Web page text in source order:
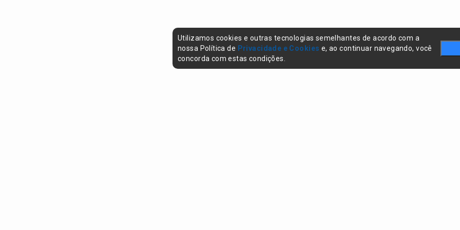
Utilizamos cookies e outras tecnologias semelhantes de acordo com a
nossa Política de Privacidade e Cookies e, ao continuar navegando, você
concorda com estas condições.